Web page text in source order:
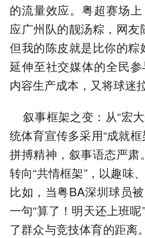
的流量效应。粤超赛场
应广州队的靓汤粽，网友
但我的陈皮就是比你的粽
延伸至社交媒体的全民
内容生产成本，又将球迷
叙事框架之变：从“宏
统体育宣传多采用“成就框
拼搏精神，叙事语态严
转向“共情框架”，以趣味
比如，当粤BA深圳球员
一句“算了！明天还上班
了群众与竞技体育的距离